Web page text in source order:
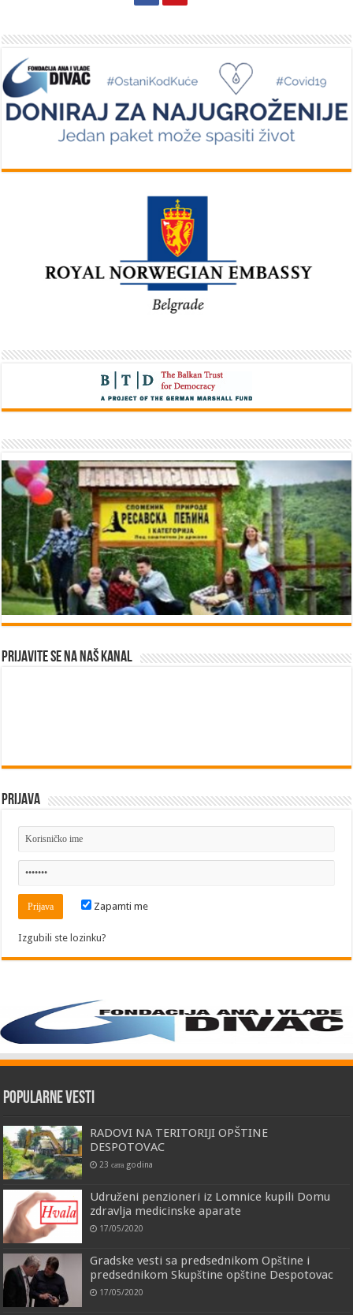
Prijavite se na naš kanal
Prijava
Zapamti me
Izgubili ste lozinku?
Popularne vesti
RADOVI NA TERITORIJI OPŠTINE
DESPOTOVAC
23 сата godina
Udruženi penzioneri iz Lomnice kupili Domu
zdravlja medicinske aparate
17/05/2020
Gradske vesti sa predsednikom Opštine i
predsednikom Skupštine opštine Despotovac
17/05/2020